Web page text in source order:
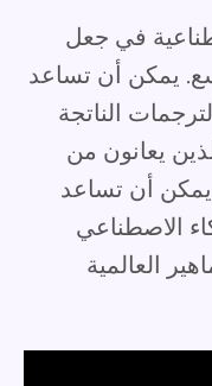
في جعل
يمكن أن تساعد
الناتجة
يعانون من
يمكن أن تساعد
الاصطناعي
العالمية